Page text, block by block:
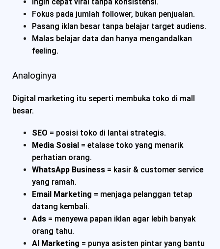
Ingin cepat viral tanpa konsistensi.
Fokus pada jumlah follower, bukan penjualan.
Pasang iklan besar tanpa belajar target audiens.
Malas belajar data dan hanya mengandalkan
feeling.
Analoginya
Digital marketing itu seperti membuka toko di mall
besar.
SEO = posisi toko di lantai strategis.
Media Sosial = etalase toko yang menarik
perhatian orang.
WhatsApp Business = kasir & customer service
yang ramah.
Email Marketing = menjaga pelanggan tetap
datang kembali.
Ads = menyewa papan iklan agar lebih banyak
orang tahu.
AI Marketing = punya asisten pintar yang bantu